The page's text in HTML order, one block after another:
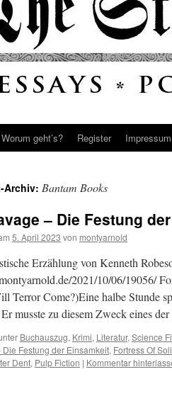
Worum geht’s? Register Impressum
Archiv: Bantam Books
– Die Festung
5. April 2023 von montyarnold
Erzählung von Kenneth
2021/10/06/19056/
Terror Come?)Eine halbe Stunde
musste zu diesem Zweck eines
Buchauszug, Krimi, Literatur, Science
Die Festung der Einsamkeit, Fortress Of
Dent, Pulp Fiction | Kommentar